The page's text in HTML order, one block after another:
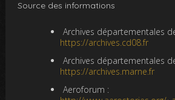
Source des informations
Archives départementales
https://archives.cd08.fr
Archives départementales
https://archives.marne.fr
Aeroforum :